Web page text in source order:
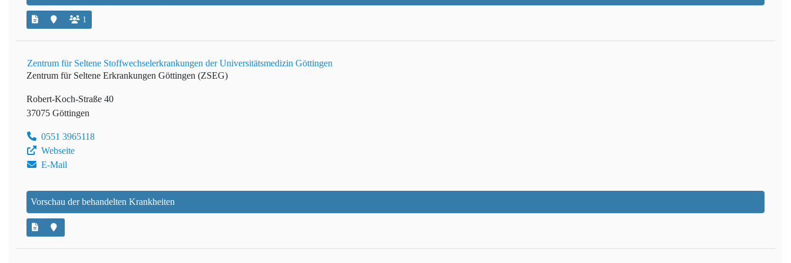
1
Zentrum für Seltene Stoffwechselerkrankungen der Universitätsmedizin Göttingen
Zentrum für Seltene Erkrankungen Göttingen (ZSEG)
Robert-Koch-Straße 40
37075 Göttingen
0551 3965118
Webseite
E-Mail
Vorschau der behandelten Krankheiten